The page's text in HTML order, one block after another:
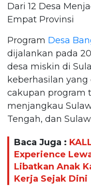
Dari 12 Desa
Empat Provinsi
Program Desa
dijalankan pada
desa miskin di
keberhasilan
cakupan program
menjangkau
Tengah, dan
Baca Juga :
Experience
Libatkan Anak
Kerja Sejak Dini